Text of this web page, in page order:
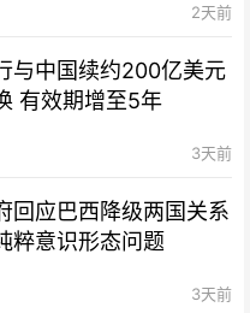
2天前
与中国续约200亿美元
有效期增至5年
3天前
回应巴西降级两国关系
粹意识形态问题
3天前